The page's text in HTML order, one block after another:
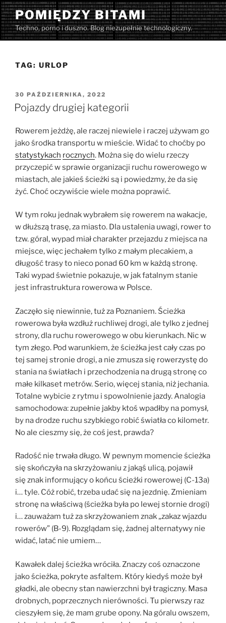
Przejdź
do
treści
POMIĘDZY BITAMI
Techno, porno i duszno. Blog niezupełnie technologiczny.
TAG: URLOP
OPUBLIKOWANE
W
30 PAŹDZIERNIKA, 2022
Pojazdy drugiej kategorii
Rowerem jeżdżę, ale raczej niewiele i raczej używam go
jako środka transportu w mieście. Widać to choćby po
statystykach rocznych. Można się do wielu rzeczy
przyczepić w sprawie organizacji ruchu rowerowego w
miastach, ale jakieś ścieżki są i powiedzmy, że da się
żyć. Choć oczywiście wiele można poprawić.
W tym roku jednak wybrałem się rowerem na wakacje,
w dłuższą trasę, za miasto. Dla ustalenia uwagi, rower to
tzw. góral, wypad miał charakter przejazdu z miejsca na
miejsce, więc jechałem tylko z małym plecakiem, a
długość trasy to nieco ponad 60 km w każdą stronę.
Taki wypad świetnie pokazuje, w jak fatalnym stanie
jest infrastruktura rowerowa w Polsce.
Zaczęło się niewinnie, tuż za Poznaniem. Ścieżka
rowerowa była wzdłuż ruchliwej drogi, ale tylko z jednej
strony, dla ruchu rowerowego w obu kierunkach. Nic w
tym złego. Pod warunkiem, że ścieżka jest cały czas po
tej samej stronie drogi, a nie zmusza się rowerzystę do
stania na światłach i przechodzenia na drugą stronę co
małe kilkaset metrów. Serio, więcej stania, niż jechania.
Totalne wybicie z rytmu i spowolnienie jazdy. Analogia
samochodowa: zupełnie jakby ktoś wpadłby na pomysł,
by na drodze ruchu szybkiego robić światła co kilometr.
No ale cieszmy się, że coś jest, prawda?
Radość nie trwała długo. W pewnym momencie ścieżka
się skończyła na skrzyżowaniu z jakąś ulicą, pojawił
się znak informujący o końcu ścieżki rowerowej (C-13a)
i… tyle. Cóż robić, trzeba udać się na jezdnię. Zmieniam
stronę na właściwą (ścieżka była po lewej stornie drogi)
i… zauważam tuż za skrzyżowaniem znak „zakaz wjazdu
rowerów” (B-9). Rozglądam się, żadnej alternatywy nie
widać, latać nie umiem…
Kawałek dalej ścieżka wróciła. Znaczy coś oznaczone
jako ścieżka, pokryte asfaltem. Który kiedyś może był
gładki, ale obecny stan nawierzchni był tragiczny. Masa
drobnych, poprzecznych nierówności. Tu pierwszy raz
cieszyłem się, że mam grube opony. Na góralu owszem,